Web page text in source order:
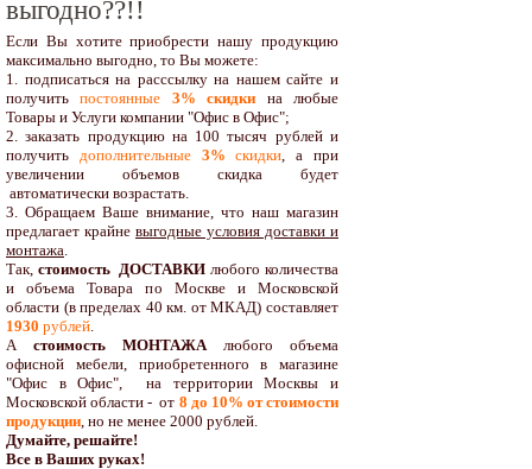
выгодно??!!
Если Вы хотите приобрести нашу продукцию
максимально выгодно, то Вы можете:
1. подписаться на расссылку на нашем сайте и
получитьпостоянные 3% скидки на любые
Товары и Услуги компании "Офис в Офис";
2. заказать продукцию на 100 тысяч рублей и
получить дополнительные3% скидки, а при
увеличении объемов скидка будет
автоматически возрастать.
3. Обращаем Ваше внимание, что наш магазин
предлагает крайне выгодные условия доставки и
монтажа.
Так, стоимость ДОСТАВКИлюбого количества
и объема Товара по Москве и Московской
области (в пределах 40 км. от МКАД) составляет
1930 рублей.
А стоимость МОНТАЖАлюбого объема
офисной мебели, приобретенного в магазине
"Офис в Офис", на территории Москвы и
Московской области - от 8 до 10% от стоимости
продукции, но не менее 2000 рублей.
Думайте, решайте!
Все в Ваших руках!